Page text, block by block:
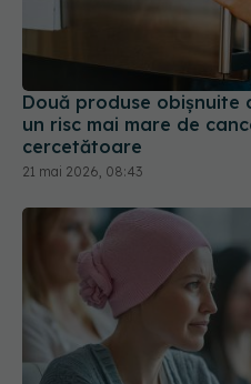
Două produse obișnuite
un risc mai mare de
cercetătoare
21 mai 2026, 08:43